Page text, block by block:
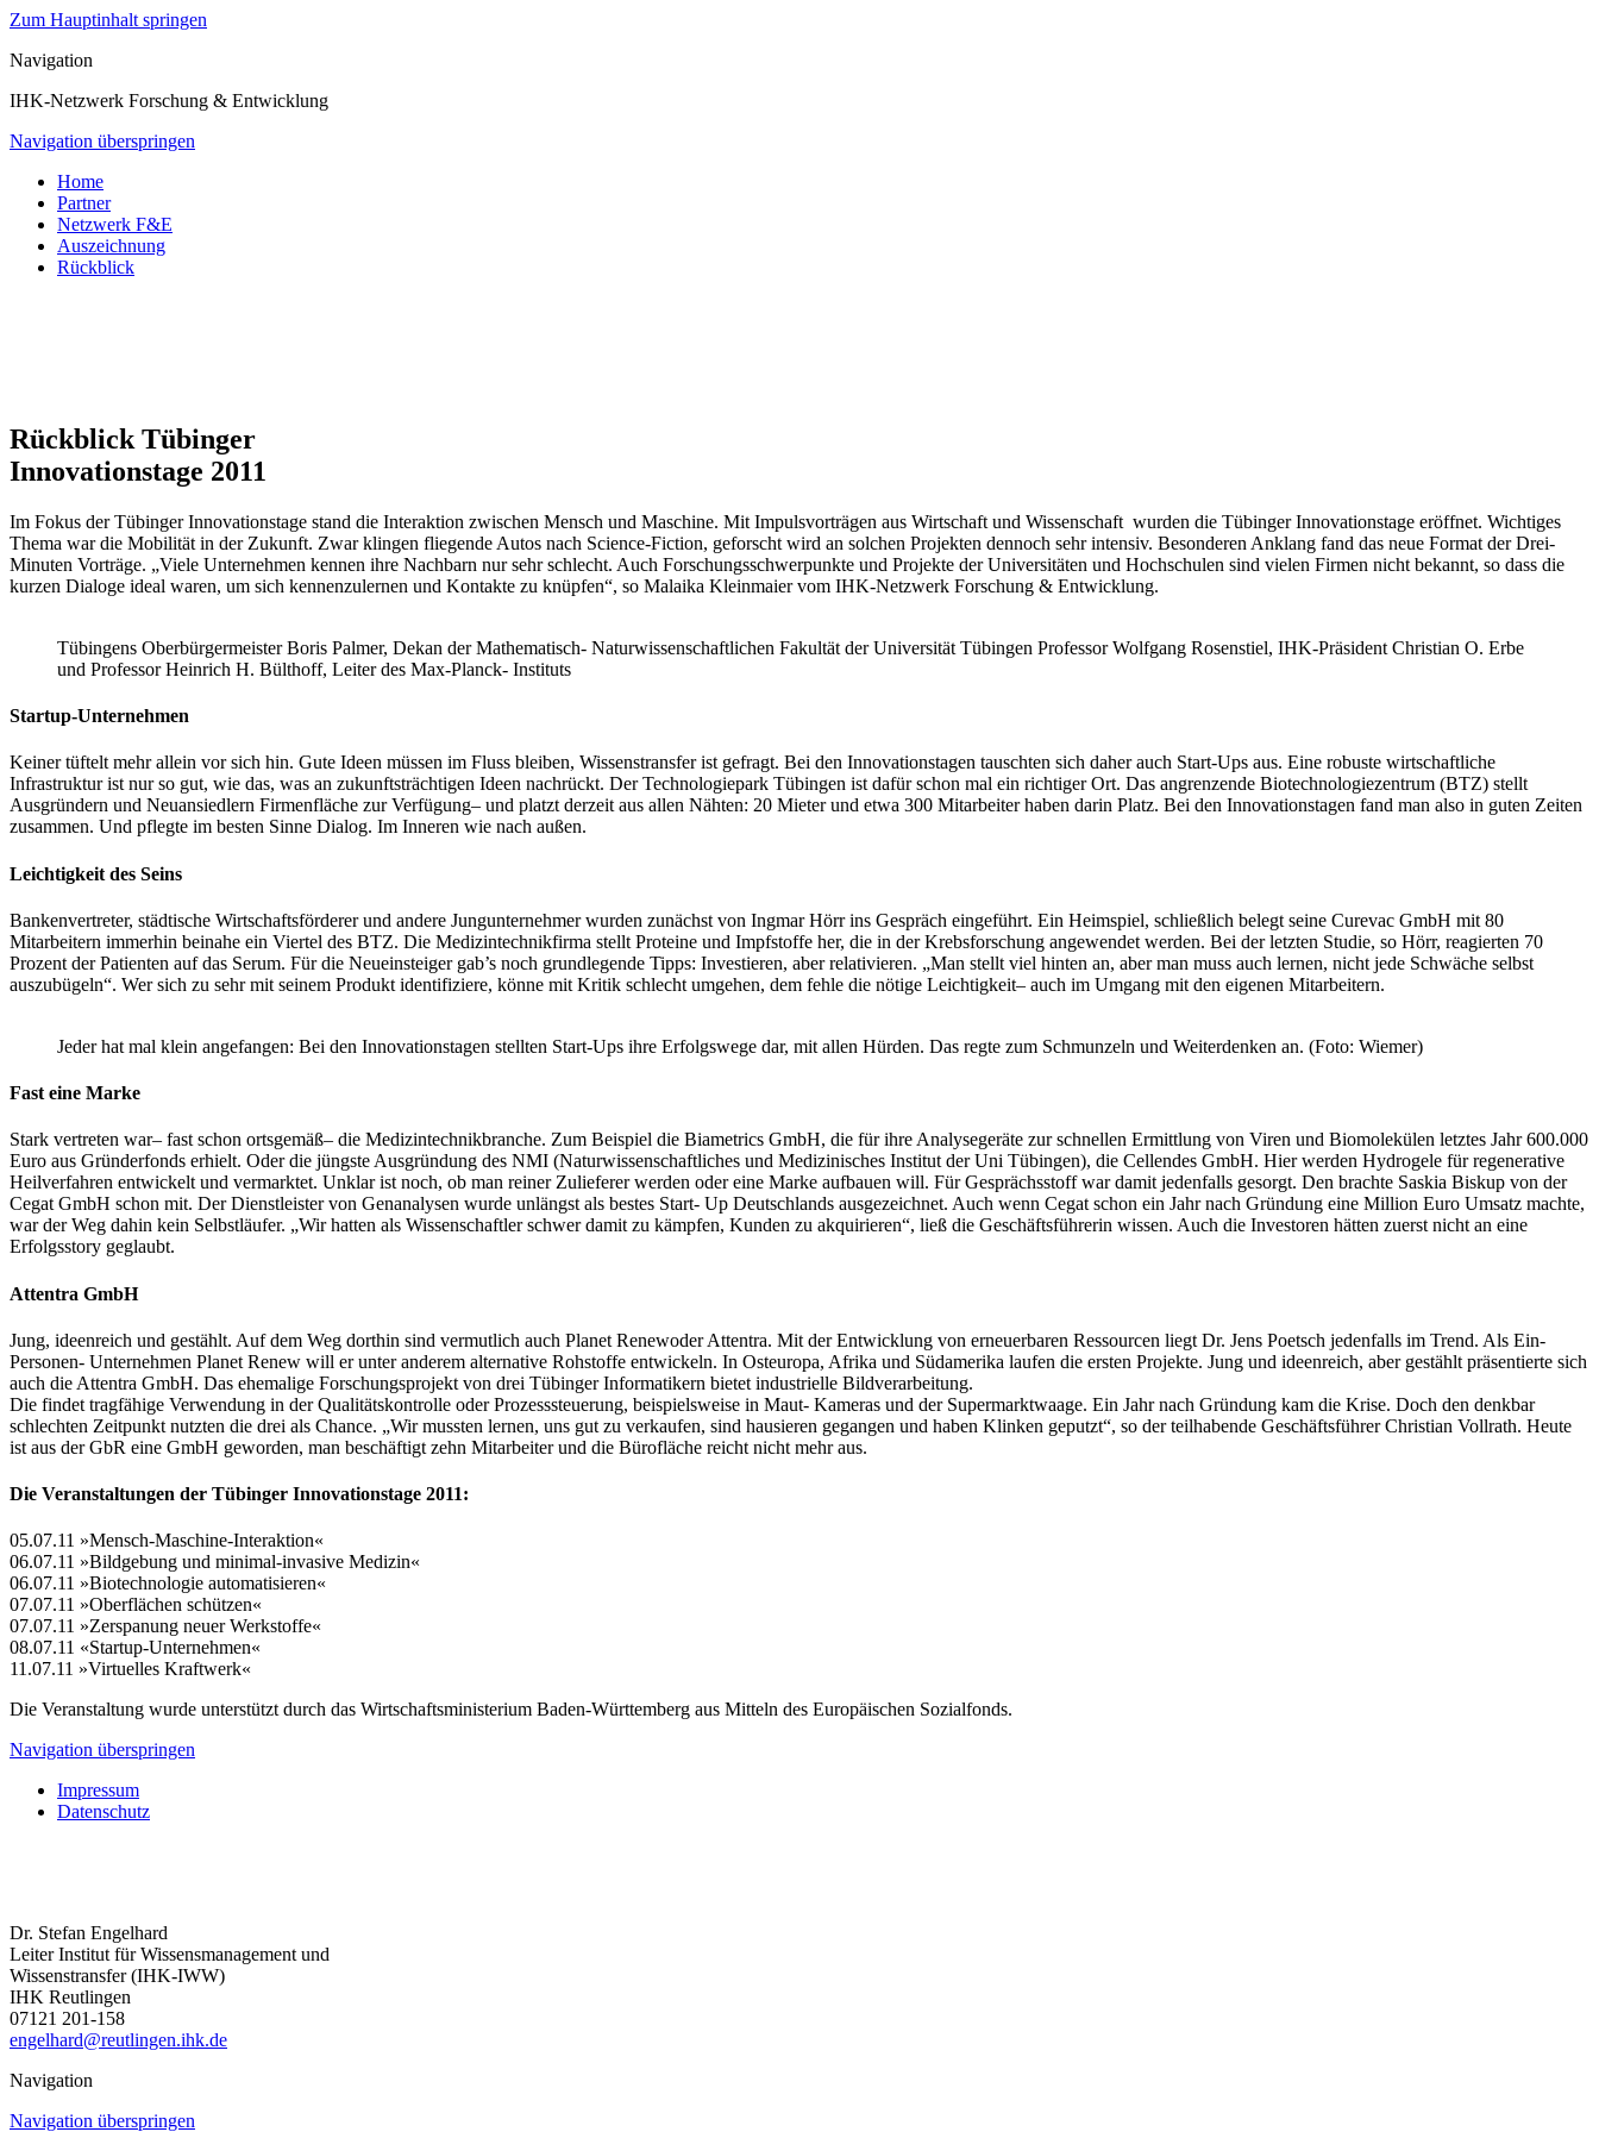
Zum Hauptinhalt springen
Navigation
IHK-Netzwerk Forschung & Entwicklung
Navigation überspringen
Home
Partner
Netzwerk F&E
Auszeichnung
Rückblick
Rückblick Tübinger
Innovationstage 2011
Im Fokus der Tübinger Innovationstage stand die Interaktion zwischen Mensch und Maschine. Mit Impulsvorträgen aus Wirtschaft und Wissenschaft wurden die Tübinger Innovationstage eröffnet. Wichtiges
Thema war die Mobilität in der Zukunft. Zwar klingen fliegende Autos nach Science-Fiction, geforscht wird an solchen Projekten dennoch sehr intensiv. Besonderen Anklang fand das neue Format der Drei-
Minuten Vorträge. „Viele Unternehmen kennen ihre Nachbarn nur sehr schlecht. Auch Forschungsschwerpunkte und Projekte der Universitäten und Hochschulen sind vielen Firmen nicht bekannt, so dass die
kurzen Dialoge ideal waren, um sich kennenzulernen und Kontakte zu knüpfen“, so Malaika Kleinmaier vom IHK-Netzwerk Forschung & Entwicklung.
Tübingens Oberbürgermeister Boris Palmer, Dekan der Mathematisch- Naturwissenschaftlichen Fakultät der Universität Tübingen Professor Wolfgang Rosenstiel, IHK-Präsident Christian O. Erbe
und Professor Heinrich H. Bülthoff, Leiter des Max-Planck- Instituts
Startup-Unternehmen
Keiner tüftelt mehr allein vor sich hin. Gute Ideen müssen im Fluss bleiben, Wissenstransfer ist gefragt. Bei den Innovationstagen tauschten sich daher auch Start-Ups aus. Eine robuste wirtschaftliche
Infrastruktur ist nur so gut, wie das, was an zukunftsträchtigen Ideen nachrückt. Der Technologiepark Tübingen ist dafür schon mal ein richtiger Ort. Das angrenzende Biotechnologiezentrum (BTZ) stellt
Ausgründern und Neuansiedlern Firmenfläche zur Verfügung– und platzt derzeit aus allen Nähten: 20 Mieter und etwa 300 Mitarbeiter haben darin Platz. Bei den Innovationstagen fand man also in guten Zeiten
zusammen. Und pflegte im besten Sinne Dialog. Im Inneren wie nach außen.
Leichtigkeit des Seins
Bankenvertreter, städtische Wirtschaftsförderer und andere Jungunternehmer wurden zunächst von Ingmar Hörr ins Gespräch eingeführt. Ein Heimspiel, schließlich belegt seine Curevac GmbH mit 80
Mitarbeitern immerhin beinahe ein Viertel des BTZ. Die Medizintechnikfirma stellt Proteine und Impfstoffe her, die in der Krebsforschung angewendet werden. Bei der letzten Studie, so Hörr, reagierten 70
Prozent der Patienten auf das Serum. Für die Neueinsteiger gab’s noch grundlegende Tipps: Investieren, aber relativieren. „Man stellt viel hinten an, aber man muss auch lernen, nicht jede Schwäche selbst
auszubügeln“. Wer sich zu sehr mit seinem Produkt identifiziere, könne mit Kritik schlecht umgehen, dem fehle die nötige Leichtigkeit– auch im Umgang mit den eigenen Mitarbeitern.
Jeder hat mal klein angefangen: Bei den Innovationstagen stellten Start-Ups ihre Erfolgswege dar, mit allen Hürden. Das regte zum Schmunzeln und Weiterdenken an. (Foto: Wiemer)
Fast eine Marke
Stark vertreten war– fast schon ortsgemäß– die Medizintechnikbranche. Zum Beispiel die Biametrics GmbH, die für ihre Analysegeräte zur schnellen Ermittlung von Viren und Biomolekülen letztes Jahr 600.000
Euro aus Gründerfonds erhielt. Oder die jüngste Ausgründung des NMI (Naturwissenschaftliches und Medizinisches Institut der Uni Tübingen), die Cellendes GmbH. Hier werden Hydrogele für regenerative
Heilverfahren entwickelt und vermarktet. Unklar ist noch, ob man reiner Zulieferer werden oder eine Marke aufbauen will. Für Gesprächsstoff war damit jedenfalls gesorgt. Den brachte Saskia Biskup von der
Cegat GmbH schon mit. Der Dienstleister von Genanalysen wurde unlängst als bestes Start- Up Deutschlands ausgezeichnet. Auch wenn Cegat schon ein Jahr nach Gründung eine Million Euro Umsatz machte,
war der Weg dahin kein Selbstläufer. „Wir hatten als Wissenschaftler schwer damit zu kämpfen, Kunden zu akquirieren“, ließ die Geschäftsführerin wissen. Auch die Investoren hätten zuerst nicht an eine
Erfolgsstory geglaubt.
Attentra GmbH
Jung, ideenreich und gestählt. Auf dem Weg dorthin sind vermutlich auch Planet Renewoder Attentra. Mit der Entwicklung von erneuerbaren Ressourcen liegt Dr. Jens Poetsch jedenfalls im Trend. Als Ein-
Personen- Unternehmen Planet Renew will er unter anderem alternative Rohstoffe entwickeln. In Osteuropa, Afrika und Südamerika laufen die ersten Projekte. Jung und ideenreich, aber gestählt präsentierte sich
auch die Attentra GmbH. Das ehemalige Forschungsprojekt von drei Tübinger Informatikern bietet industrielle Bildverarbeitung.
Die findet tragfähige Verwendung in der Qualitätskontrolle oder Prozesssteuerung, beispielsweise in Maut- Kameras und der Supermarktwaage. Ein Jahr nach Gründung kam die Krise. Doch den denkbar
schlechten Zeitpunkt nutzten die drei als Chance. „Wir mussten lernen, uns gut zu verkaufen, sind hausieren gegangen und haben Klinken geputzt“, so der teilhabende Geschäftsführer Christian Vollrath. Heute
ist aus der GbR eine GmbH geworden, man beschäftigt zehn Mitarbeiter und die Bürofläche reicht nicht mehr aus.
Die Veranstaltungen der Tübinger Innovationstage 2011:
05.07.11 »Mensch-Maschine-Interaktion«
06.07.11 »Bildgebung und minimal-invasive Medizin«
06.07.11 »Biotechnologie automatisieren«
07.07.11 »Oberflächen schützen«
07.07.11 »Zerspanung neuer Werkstoffe«
08.07.11 «Startup-Unternehmen«
11.07.11 »Virtuelles Kraftwerk«
Die Veranstaltung wurde unterstützt durch das Wirtschaftsministerium Baden-Württemberg aus Mitteln des Europäischen Sozialfonds.
Navigation überspringen
Impressum
Datenschutz
Dr. Stefan Engelhard
Leiter Institut für Wissensmanagement und
Wissenstransfer (IHK-IWW)
IHK Reutlingen
07121 201-158
engelhard@reutlingen.ihk.de
Navigation
Navigation überspringen